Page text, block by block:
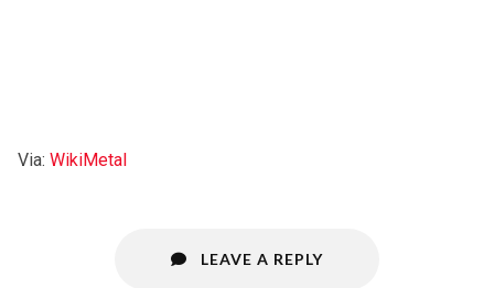
Via: WikiMetal
LEAVE A REPLY